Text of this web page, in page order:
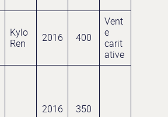
Kylo
Ren
2016 400
Vent
e
carit
ative
2016 350